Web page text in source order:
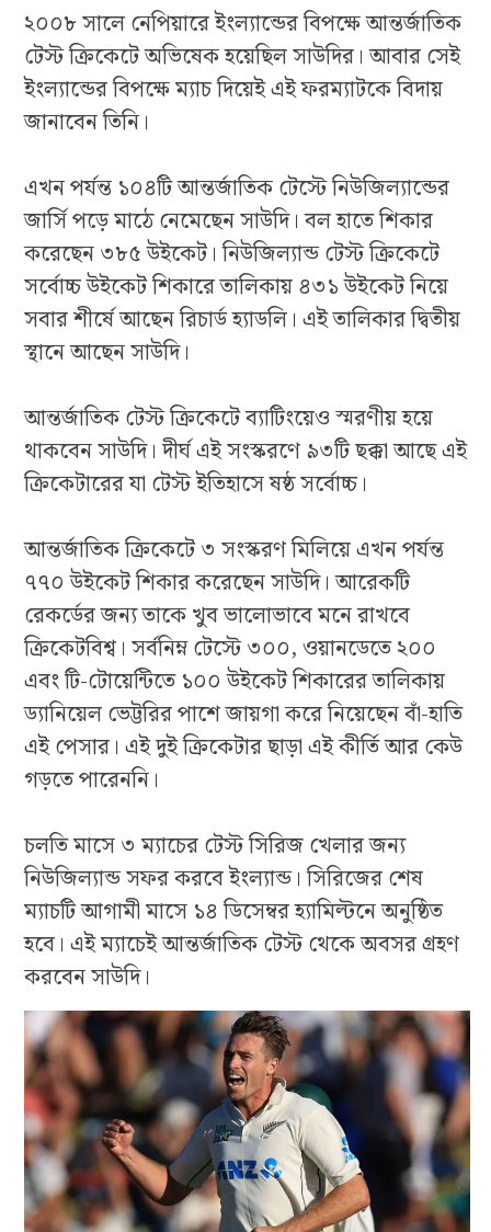
২০০৮ সালে নেপিয়ারে ইংল্যান্ডের বিপক্ষে আন্তর্জাতিক
টেস্ট ক্রিকেটে অভিষেক হয়েছিল সাউদির। আবার সেই
ইংল্যান্ডের বিপক্ষে ম্যাচ দিয়েই এই ফরম্যাটকে বিদায়
জানাবেন তিনি।
এখন পর্যন্ত ১০৪টি আন্তর্জাতিক টেস্টে নিউজিল্যান্ডের
জার্সি পড়ে মাঠে নেমেছেন সাউদি। বল হাতে শিকার
করেছেন ৩৮৫ উইকেট। নিউজিল্যান্ড টেস্ট ক্রিকেটে
সর্বোচ্চ উইকেট শিকারে তালিকায় ৪৩১ উইকেট নিয়ে
সবার শীর্ষে আছেন রিচার্ড হ্যাডলি। এই তালিকার দ্বিতীয়
স্থানে আছেন সাউদি।
আন্তর্জাতিক টেস্ট ক্রিকেটে ব্যাটিংয়েও স্মরণীয় হয়ে
থাকবেন সাউদি। দীর্ঘ এই সংস্করণে ৯৩টি ছক্কা আছে এই
ক্রিকেটারের যা টেস্ট ইতিহাসে ষষ্ঠ সর্বোচ্চ।
আন্তর্জাতিক ক্রিকেটে ৩ সংস্করণ মিলিয়ে এখন পর্যন্ত
৭৭০ উইকেট শিকার করেছেন সাউদি। আরেকটি
রেকর্ডের জন্য তাকে খুব ভালোভাবে মনে রাখবে
ক্রিকেটবিশ্ব। সর্বনিম্ন টেস্টে ৩০০, ওয়ানডেতে ২০০
এবং টি-টোয়েন্টিতে ১০০ উইকেট শিকারের তালিকায়
ড্যানিয়েল ভেট্টরির পাশে জায়গা করে নিয়েছেন বাঁ-হাতি
এই পেসার। এই দুই ক্রিকেটার ছাড়া এই কীর্তি আর কেউ
গড়তে পারেননি।
চলতি মাসে ৩ ম্যাচের টেস্ট সিরিজ খেলার জন্য
নিউজিল্যান্ড সফর করবে ইংল্যান্ড। সিরিজের শেষ
ম্যাচটি আগামী মাসে ১৪ ডিসেম্বর হ্যামিল্টনে অনুষ্ঠিত
হবে। এই ম্যাচেই আন্তর্জাতিক টেস্ট থেকে অবসর গ্রহণ
করবেন সাউদি।